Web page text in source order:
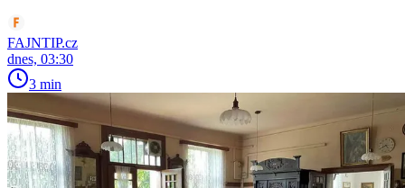
FAJNTIP.cz
dnes, 03:30
3 min